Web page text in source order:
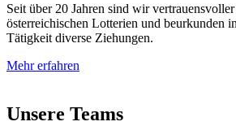
Seit über 20 Jahren sind wir
österreichischen Lotterien und beurkunden
Tätigkeit diverse Ziehungen.
Mehr erfahren
Unsere Teams